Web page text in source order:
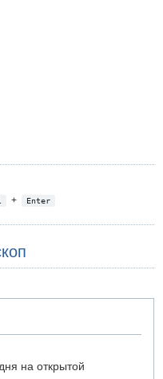
+ Enter
на открытой